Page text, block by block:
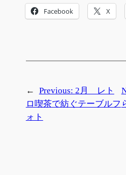
Facebook X
← Previous: 2月 レト
ロ喫茶で紡ぐテーブルフ
ォト